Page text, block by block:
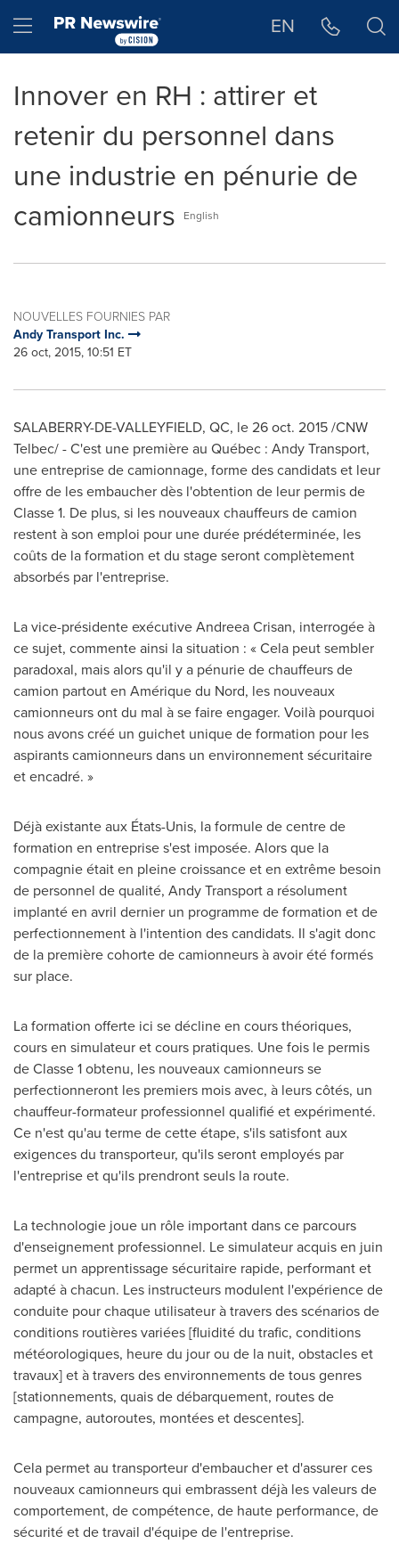
Hamburger menu EN
Innover en RH : attirer et
retenir du personnel dans
une industrie en pénurie de
camionneurs
English
NOUVELLES FOURNIES PAR
Andy Transport Inc.
26 oct, 2015, 10:51 ET
SALABERRY-DE-VALLEYFIELD, QC, le26 oct. 2015/CNW
Telbec/ - C'est une première au Québec : Andy Transport,
une entreprise de camionnage, forme des candidats et leur
offre de les embaucher dès l'obtention de leur permis de
Classe 1. De plus, si les nouveaux chauffeurs de camion
restent à son emploi pour une durée prédéterminée, les
coûts de la formation et du stage seront complètement
absorbés par l'entreprise.
La vice-présidente exécutiveAndreea Crisan, interrogée à
ce sujet, commente ainsi la situation : « Cela peut sembler
paradoxal, mais alors qu'il y a pénurie de chauffeurs de
camion partout en Amérique du Nord, les nouveaux
camionneurs ont du mal à se faire engager. Voilà pourquoi
nous avons créé un guichet unique de formation pour les
aspirants camionneurs dans un environnement sécuritaire
et encadré. »
Déjà existante aux États-Unis, la formule de centre de
formation en entreprise s'est imposée. Alors que la
compagnie était en pleine croissance et en extrême besoin
de personnel de qualité, Andy Transport a résolument
implanté en avril dernier un programme de formation et de
perfectionnement à l'intention des candidats. Il s'agit donc
de la première cohorte de camionneurs à avoir été formés
sur place.
La formation offerte ici se décline en cours théoriques,
cours en simulateur et cours pratiques. Une fois le permis
de Classe 1 obtenu, les nouveaux camionneurs se
perfectionneront les premiers mois avec, à leurs côtés, un
chauffeur-formateur professionnel qualifié et expérimenté.
Ce n'est qu'au terme de cette étape, s'ils satisfont aux
exigences du transporteur, qu'ils seront employés par
l'entreprise et qu'ils prendront seuls la route.
La technologie joue un rôle important dans ce parcours
d'enseignement professionnel. Le simulateur acquis en juin
permet un apprentissage sécuritaire rapide, performant et
adapté à chacun. Les instructeurs modulent l'expérience de
conduite pour chaque utilisateur à travers des scénarios de
conditions routières variées [fluidité du trafic, conditions
météorologiques, heure du jour ou de la nuit, obstacles et
travaux] et à travers des environnements de tous genres
[stationnements, quais de débarquement, routes de
campagne, autoroutes, montées et descentes].
Cela permet au transporteur d'embaucher et d'assurer ces
nouveaux camionneurs qui embrassent déjà les valeurs de
comportement, de compétence, de haute performance, de
sécurité et de travail d'équipe de l'entreprise.